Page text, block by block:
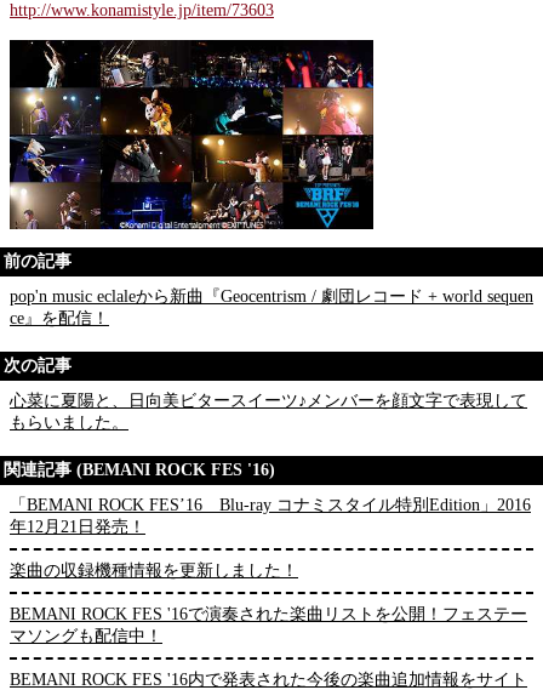
http://www.konamistyle.jp/item/73603
前の記事
pop'n music eclaleから新曲『Geocentrism / 劇団レコード + world sequen
ce』を配信！
次の記事
心菜に夏陽と、日向美ビタースイーツ♪メンバーを顔文字で表現して
もらいました。
関連記事 (BEMANI ROCK FES '16)
「BEMANI ROCK FES’16 Blu-ray コナミスタイル特別Edition」2016
年12月21日発売！
楽曲の収録機種情報を更新しました！
BEMANI ROCK FES '16で演奏された楽曲リストを公開！フェステー
マソングも配信中！
BEMANI ROCK FES '16内で発表された今後の楽曲追加情報をサイト